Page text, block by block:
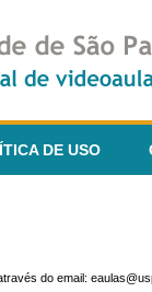
DE USO
do email: